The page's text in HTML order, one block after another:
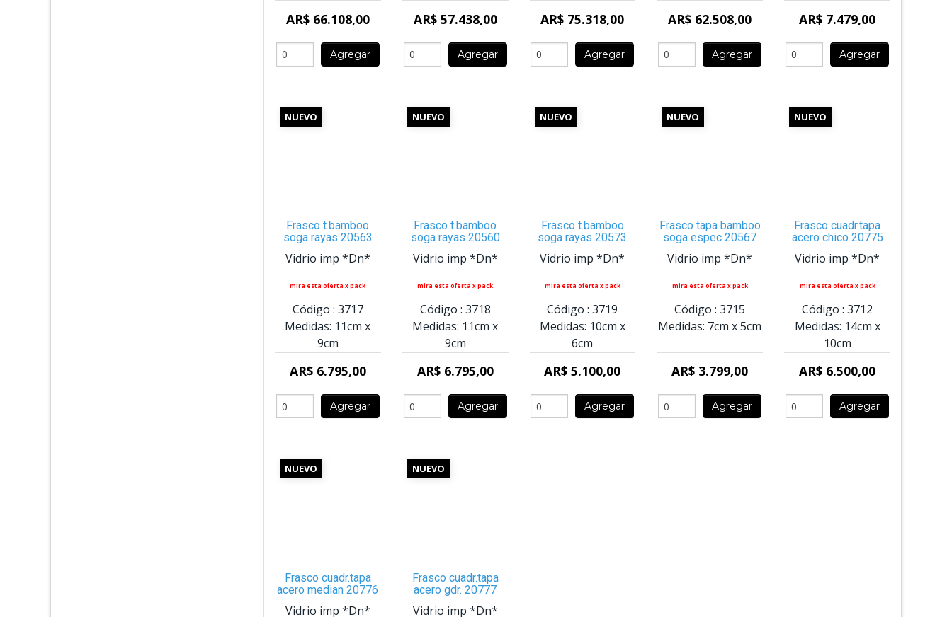
AR$ 66.108,00
Agregar
AR$ 57.438,00
Agregar
AR$ 75.318,00
Agregar
AR$ 62.508,00
Agregar
AR$ 7.479,00
Agregar
NUEVO
Frasco t.bamboo
soga rayas 20563
Vidrio imp *Dn*
mira esta oferta x pack
Código : 3717
Medidas: 11cm x
9cm
AR$ 6.795,00
Agregar
NUEVO
Frasco t.bamboo
soga rayas 20560
Vidrio imp *Dn*
mira esta oferta x pack
Código : 3718
Medidas: 11cm x
9cm
AR$ 6.795,00
Agregar
NUEVO
Frasco t.bamboo
soga rayas 20573
Vidrio imp *Dn*
mira esta oferta x pack
Código : 3719
Medidas: 10cm x
6cm
AR$ 5.100,00
Agregar
NUEVO
Frasco tapa bamboo
soga espec 20567
Vidrio imp *Dn*
mira esta oferta x pack
Código : 3715
Medidas: 7cm x5cm
AR$ 3.799,00
Agregar
NUEVO
Frasco cuadr.tapa
acero chico 20775
Vidrio imp *Dn*
mira esta oferta x pack
Código : 3712
Medidas: 14cm x
10cm
AR$ 6.500,00
Agregar
NUEVO
Frasco cuadr.tapa
acero median 20776
Vidrio imp *Dn*
NUEVO
Frasco cuadr.tapa
acero gdr. 20777
Vidrio imp *Dn*